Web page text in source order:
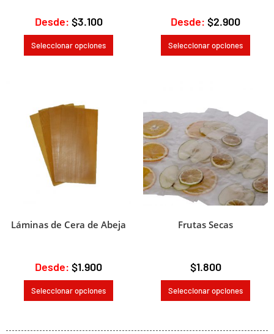
Desde: $3.100
Seleccionar opciones
Desde: $2.900
Seleccionar opciones
Láminas de Cera de Abeja
Desde: $1.900
Seleccionar opciones
Frutas Secas
$1.800
Seleccionar opciones